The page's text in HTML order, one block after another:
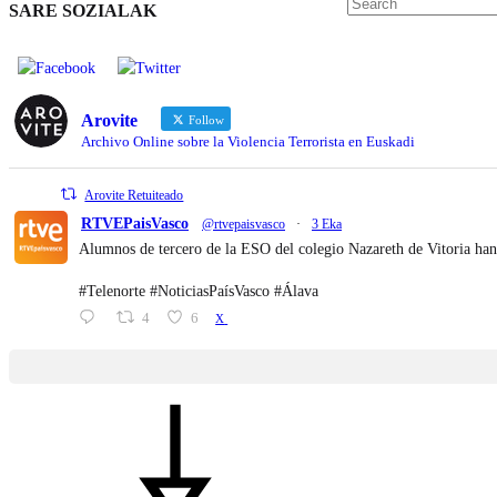
SARE SOZIALAK
Arovite Follow
Archivo Online sobre la Violencia Terrorista en Euskadi
Arovite Retuiteado
RTVEPaisVasco @rtvepaisvasco · 3 Eka
Alumnos de tercero de la ESO del colegio Nazareth de Vitoria
#Telenorte #NoticiasPaísVasco #Álava
4 6 X